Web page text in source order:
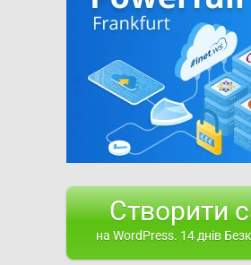
Створити
на WordPress. 14 днів